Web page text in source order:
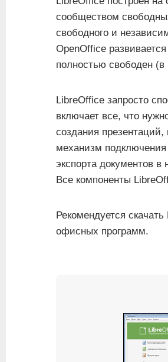
сообществом
свободного и
OpenOffice
полностью свободен
LibreOffice запросто
включает все, что
создания
механизм
экспорта документов
Все компоненты
Рекомендуется
офисных программ.